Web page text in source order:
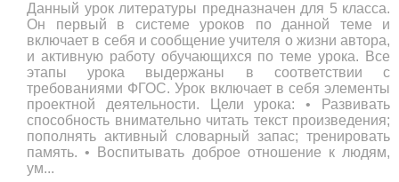
Данный урок литературы предназначен для 5 класса.
Он первый в системе уроков по данной теме и
включает в себя и сообщение учителя о жизни автора,
и активную работу обучающихся по теме урока. Все
этапы урока выдержаны в соответствии с
требованиями ФГОС. Урок включает в себя элементы
проектной деятельности. Цели урока: • Развивать
способность внимательно читать текст произведения;
пополнять активный словарный запас; тренировать
память. • Воспитывать доброе отношение к людям,
ум...